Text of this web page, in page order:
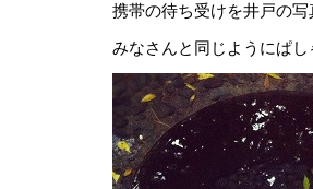
携帯の待ち受けを井戸の
みなさんと同じようにぱし